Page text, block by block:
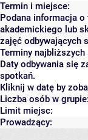
Termin i miejsce:
Podana informacja
akademickiego lub
zajęć odbywających
Terminy najbliższych
Daty odbywania się
spotkań.
Kliknij w datę by
Liczba osób w grupie:
Limit miejsc:
Prowadzący: